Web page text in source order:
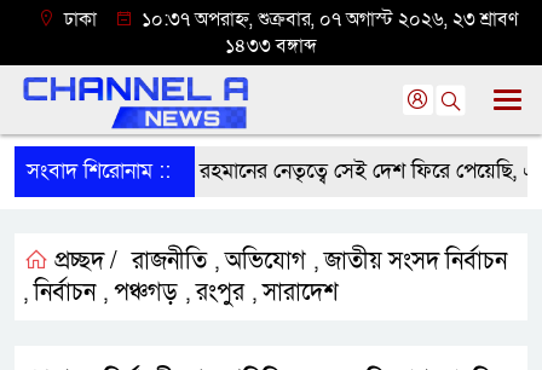
ঢাকা
১০:৩৭ অপরাহ্ন, শুক্রবার, ০৭ অগাস্ট ২০২৬, ২৩ শ্রাবণ
১৪৩৩ বঙ্গাব্দ
সংবাদ শিরোনাম ::
প্রধানমন্ত্রী তারেক রহমানের নেতৃত্বে সেই দেশ ফিরে পেয়েছি,
প্রচ্ছদ / রাজনীতি ,অভিযোগ ,জাতীয় সংসদ নির্বাচন
,নির্বাচন , পঞ্চগড় ,রংপুর ,সারাদেশ